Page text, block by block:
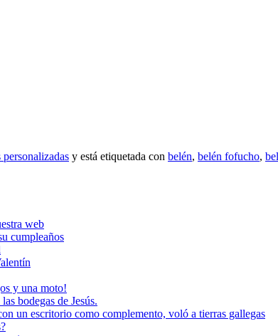
y está etiquetada con belén, belén fofucho,
web
cumpleaños
y una moto!
bodegas de Jesús.
un escritorio como complemento, voló a tierras gallegas